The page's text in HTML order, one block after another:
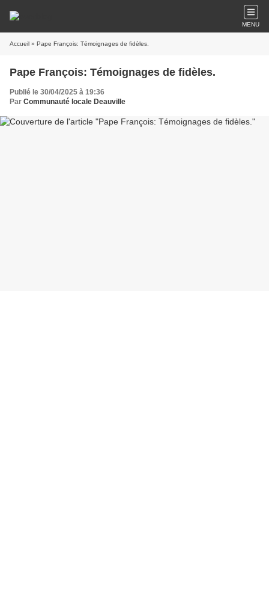
MENU
Accueil » Pape François: Témoignages de fidèles.
Pape François: Témoignages de fidèles.
Publié le 30/04/2025 à 19:36
Par Communauté locale Deauville